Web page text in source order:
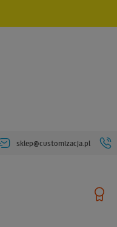
sklep@customizacja.pl